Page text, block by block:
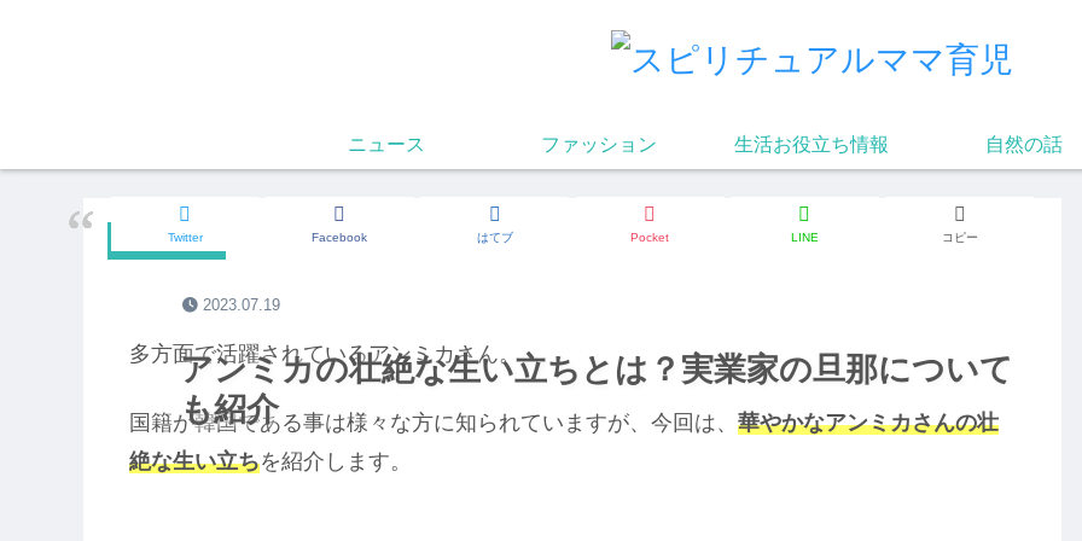
ニュース ファッション 生活お役立ち情報 自然の話
アンミカの壮絶な生い立ちとは？実業家の旦那について
も紹介
気になる人
Twitter Facebook はてブ Pocket LINE コピー
2023.07.19
多方面で活躍されているアンミカさん。
国籍が韓国である事は様々な方に知られていますが、今回は、 華やかなアンミカさんの壮
絶な生い立ちを紹介します。